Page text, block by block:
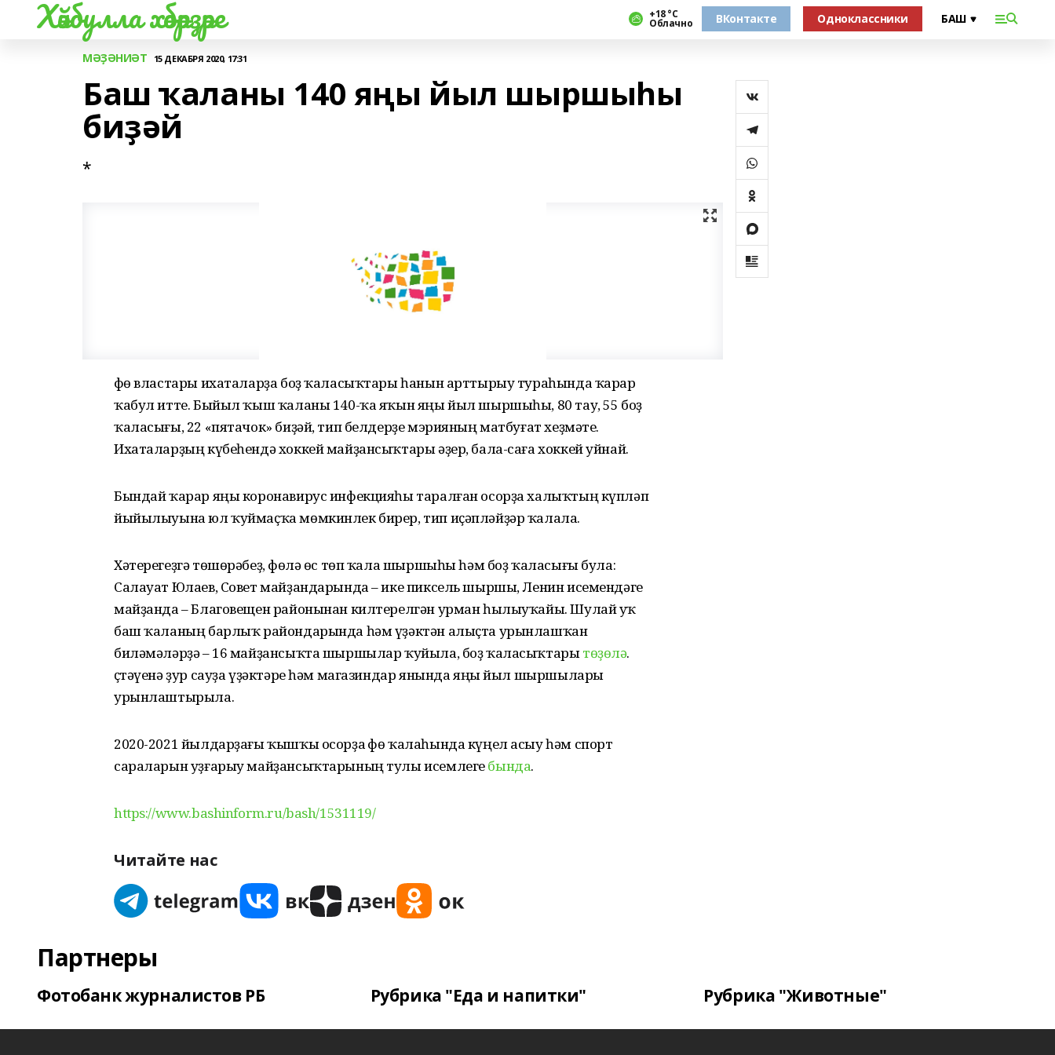
Хәйбулла хәбәрҙәре +18 °С
Облачно ВКонтакте Одноклассники
МӘҘӘНИӘТ 15 ДЕКАБРЯ 2020, 17:31
Баш ҡаланы 140 яңы йыл шыршыһы
биҙәй
*
Өфө властары ихаталарҙа боҙ ҡаласыҡтары һанын арттырыу тураһында ҡарар
ҡабул итте. Быйыл ҡыш ҡаланы 140-ҡа яҡын яңы йыл шыршыһы, 80 тау, 55 боҙ
ҡаласығы, 22 «пятачок» биҙәй, тип белдерҙе мэрияның матбуғат хеҙмәте.
Ихаталарҙың күбеһендә хоккей майҙансыҡтары әҙер, бала-саға хоккей уйнай.
Бындай ҡарар яңы коронавирус инфекцияһы таралған осорҙа халыҡтың күпләп
йыйылыуына юл ҡуймаҫҡа мөмкинлек бирер, тип иҫәпләйҙәр ҡалала.
Хәтерегеҙгә төшөрәбеҙ, Өфөлә өс төп ҡала шыршыһы һәм боҙ ҡаласығы була:
Салауат Юлаев, Совет майҙандарында – ике пиксель шыршы, Ленин исемендәге
майҙанда – Благовещен районынан килтерелгән урман һылыуҡайы. Шулай уҡ
баш ҡаланың барлыҡ райондарында һәм үҙәктән алыҫта урынлашҡан
биләмәләрҙә – 16 майҙансыҡта шыршылар ҡуйыла, боҙ ҡаласыҡтарытөҙөлә.
Өҫтәүенә ҙур сауҙа үҙәктәре һәм магазиндар янында яңы йыл шыршылары
урынлаштырыла.
2020-2021 йылдарҙағы ҡышҡы осорҙа Өфө ҡалаһында күңел асыу һәм спорт
сараларын уҙғарыу майҙансыҡтарының тулы исемлегебында.
https://www.bashinform.ru/bash/1531119/
Читайте нас
Партнеры
Фотобанк журналистов РБ Рубрика "Еда и напитки" Рубрика "Животные"